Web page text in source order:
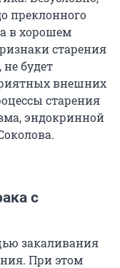
преклонного
в хорошем
старения
будет
внешних
старения
эндокринной
с
закаливания
При этом